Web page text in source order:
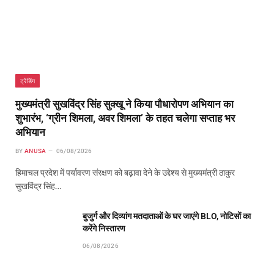
ट्रेंडिंग
मुख्यमंत्री सुखविंद्र सिंह सुक्खू ने किया पौधारोपण अभियान का
शुभारंभ, ‘ग्रीन शिमला, अवर शिमला’ के तहत चलेगा सप्ताह भर
अभियान
BY ANUSA 06/08/2026
हिमाचल प्रदेश में पर्यावरण संरक्षण को बढ़ावा देने के उद्देश्य से मुख्यमंत्री ठाकुर
सुखविंद्र सिंह…
बुजुर्ग और दिव्यांग मतदाताओं के घर जाएंगे BLO, नोटिसों का
करेंगे निस्तारण
06/08/2026